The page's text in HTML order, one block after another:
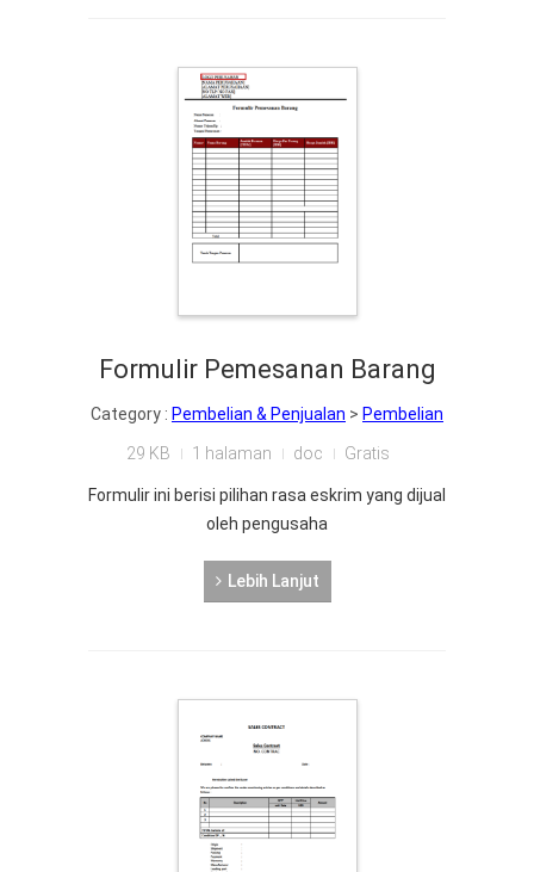
Formulir Pemesanan Barang
Category : Pembelian & Penjualan > Pembelian
29 KB 1 halaman doc Gratis
Formulir ini berisi pilihan rasa eskrim yang dijual
oleh pengusaha
Lebih Lanjut